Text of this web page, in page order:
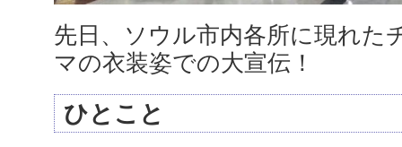
先日、ソウル市内各所に現れた
マの衣装姿での大宣伝！
ひとこと